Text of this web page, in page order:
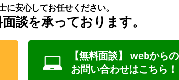
に安心してお任せください。
談を承っております。
【無料面談】 webからの
お問い合わせはこちら！